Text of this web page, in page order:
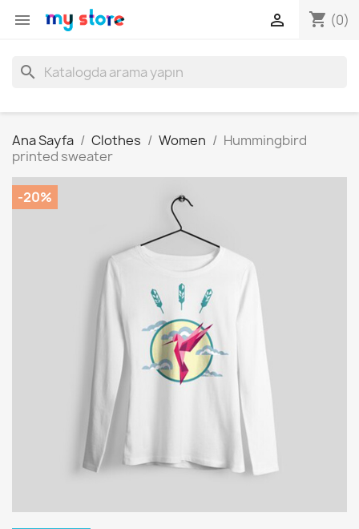
 shopping_cart (0)

search
Ana Sayfa Clothes Women
Hummingbird
printed sweater
-20%